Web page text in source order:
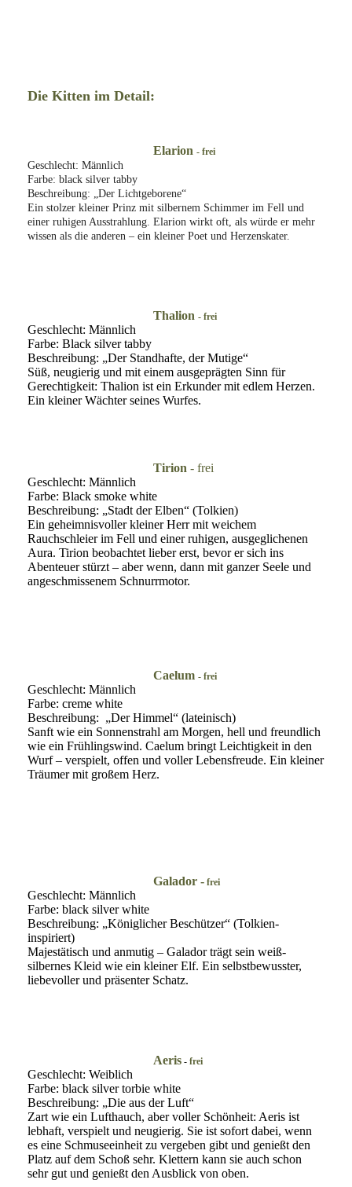
Die Kitten im Detail:
Elarion - frei
Geschlecht: Männlich
Farbe: black silver tabby
Beschreibung: „Der Lichtgeborene“
Ein stolzer kleiner Prinz mit silbernem Schimmer im Fell und
einer ruhigen Ausstrahlung. Elarion wirkt oft, als würde er mehr
wissen als die anderen – ein kleiner Poet und Herzenskater.
Thalion- frei
Geschlecht: Männlich
Farbe: Black silver tabby
Beschreibung: „Der Standhafte, der Mutige“
Süß, neugierig und mit einem ausgeprägten Sinn für
Gerechtigkeit: Thalion ist ein Erkunder mit edlem Herzen.
Ein kleiner Wächter seines Wurfes.
Tirion- frei
Geschlecht: Männlich
Farbe: Black smoke white
Beschreibung: „Stadt der Elben“ (Tolkien)
Ein geheimnisvoller kleiner Herr mit weichem
Rauchschleier im Fell und einer ruhigen, ausgeglichenen
Aura. Tirion beobachtet lieber erst, bevor er sich ins
Abenteuer stürzt – aber wenn, dann mit ganzer Seele und
angeschmissenem Schnurrmotor.
Caelum- frei
Geschlecht: Männlich
Farbe: creme white
Beschreibung: „Der Himmel“ (lateinisch)
Sanft wie ein Sonnenstrahl am Morgen, hell und freundlich
wie ein Frühlingswind. Caelum bringt Leichtigkeit in den
Wurf – verspielt, offen und voller Lebensfreude. Ein kleiner
Träumer mit großem Herz.
Galador - frei
Geschlecht: Männlich
Farbe: black silver white
Beschreibung: „Königlicher Beschützer“ (Tolkien-
inspiriert)
Majestätisch und anmutig – Galador trägt sein weiß-
silbernes Kleid wie ein kleiner Elf. Ein selbstbewusster,
liebevoller und präsenter Schatz.
Aeris - frei
Geschlecht: Weiblich
Farbe: black silver torbie white
Beschreibung: „Die aus der Luft“
Zart wie ein Lufthauch, aber voller Schönheit: Aeris ist
lebhaft, verspielt und neugierig. Sie ist sofort dabei, wenn
es eine Schmuseeinheit zu vergeben gibt und genießt den
Platz auf dem Schoß sehr. Klettern kann sie auch schon
sehr gut und genießt den Ausblick von oben.